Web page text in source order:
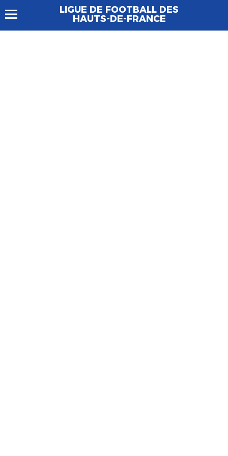
LIGUE DE FOOTBALL DES
HAUTS-DE-FRANCE